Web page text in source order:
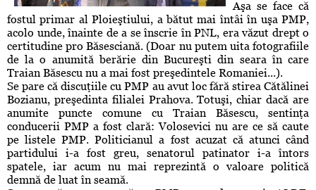
Aşa se face că
fostul primar al Ploieştiului, a bătut mai întâi în uşa PMP,
acolo unde, înainte de a se înscrie în PNL, era văzut drept o
certitudine pro Băsesciană. (Doar nu putem uita fotografiile
de la o anumită berărie din Bucureşti din seara în care
Traian Băsescu nu a mai fost preşedintele Romaniei...).
Se pare că discuţiile cu PMP au avut loc fără stirea Cătălinei
Bozianu, preşedinta filialei Prahova. Totuşi, chiar dacă are
anumite puncte comune cu Traian Băsescu, sentinţa
conducerii PMP a fost clară: Volosevici nu are ce să caute
pe listele PMP. Politicianul a fost acuzat că atunci când
partidului i-a fost greu, senatorul patinator i-a întors
spatele, iar acum nu mai reprezintă o valoare politică
demnă de luat în seamă.